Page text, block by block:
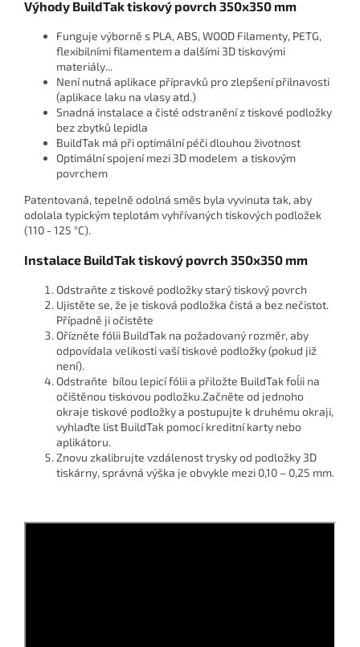
Výhody BuildTak tiskový povrch 350x350 mm
Funguje výborně s PLA, ABS, WOOD Filamenty, PETG,
flexibilními filamentem a dalšími 3D tiskovými
materiály...
Není nutná aplikace přípravků pro zlepšení přilnavosti
(aplikace laku na vlasy atd.)
Snadná instalace a čisté odstranění z tiskové podložky
bez zbytků lepidla
BuildTak má při optimální péči dlouhou životnost
Optimální spojení mezi 3D modelem a tiskovým
povrchem
Patentovaná, tepelně odolná směs byla vyvinuta tak, aby
odolala typickým teplotám vyhřívaných tiskových podložek
(110 - 125 °C).
Instalace BuildTak tiskový povrch 350x350 mm
Odstraňte z tiskové podložky starý tiskový povrch
Ujistěte se, že je tisková podložka čistá a bez nečistot.
Případně ji očistěte
Ořízněte fólii BuildTak na požadovaný rozměr, aby
odpovídala velikosti vaší tiskové podložky (pokud již
není).
Odstraňte bílou lepicí fólii a přiložte BuildTak foĺii na
očištěnou tiskovou podložku.Začněte od jednoho
okraje tiskové podložky a postupujte k druhému okraji,
vyhlaďte list BuildTak pomocí kreditní karty nebo
aplikátoru.
Znovu zkalibrujte vzdálenost trysky od podložky 3D
tiskárny, správná výška je obvykle mezi 0,10 – 0,25 mm.